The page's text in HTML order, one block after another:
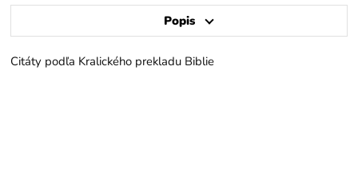
Popis
Citáty podľa Kralického prekladu Biblie